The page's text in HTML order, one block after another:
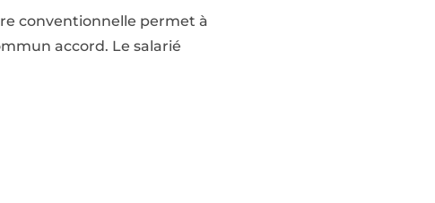
conventionnelle permet à
accord. Le salarié